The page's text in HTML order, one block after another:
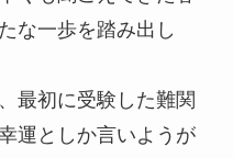
な一歩を踏み出し
最初に受験した難関
運としか言いようが